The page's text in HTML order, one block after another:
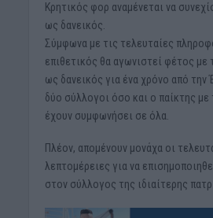
Κρητικός φορ αναμένεται να
ως δανεικός.
Σύμφωνα με τις τελευταίες
επιθετικός θα αγωνιστεί φέτος
ως δανεικός για ένα χρόνο από
δύο σύλλογοι όσο και ο παίκτης
έχουν συμφωνήσει σε όλα.
Πλέον, απομένουν μονάχα οι
λεπτομέρειες για να
στον σύλλογος της ιδιαίτερης